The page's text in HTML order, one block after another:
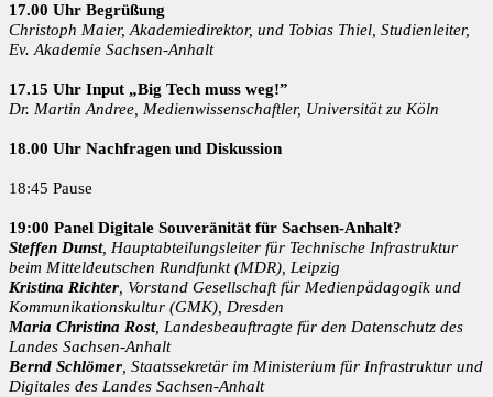
17.00 Uhr Begrüßung
Christoph Maier, Akademiedirektor, und Tobias Thiel, Studienleiter,
Ev. Akademie Sachsen-Anhalt
17.15 Uhr Input „Big Tech muss weg!”
Dr. Martin Andree, Medienwissenschaftler, Universität zu Köln
18.00 Uhr Nachfragen und Diskussion
18:45 Pause
19:00 Panel Digitale Souveränität für Sachsen-Anhalt?
Steffen Dunst, Hauptabteilungsleiter für Technische Infrastruktur
beim Mitteldeutschen Rundfunkt (MDR), Leipzig
Kristina Richter , Vorstand Gesellschaft für Medienpädagogik und
Kommunikationskultur (GMK), Dresden
Maria Christina Rost, Landesbeauftragte für den Datenschutz des
Landes Sachsen-Anhalt
Bernd Schlömer , Staatssekretär im Ministerium für Infrastruktur und
Digitales des Landes Sachsen-​Anhalt